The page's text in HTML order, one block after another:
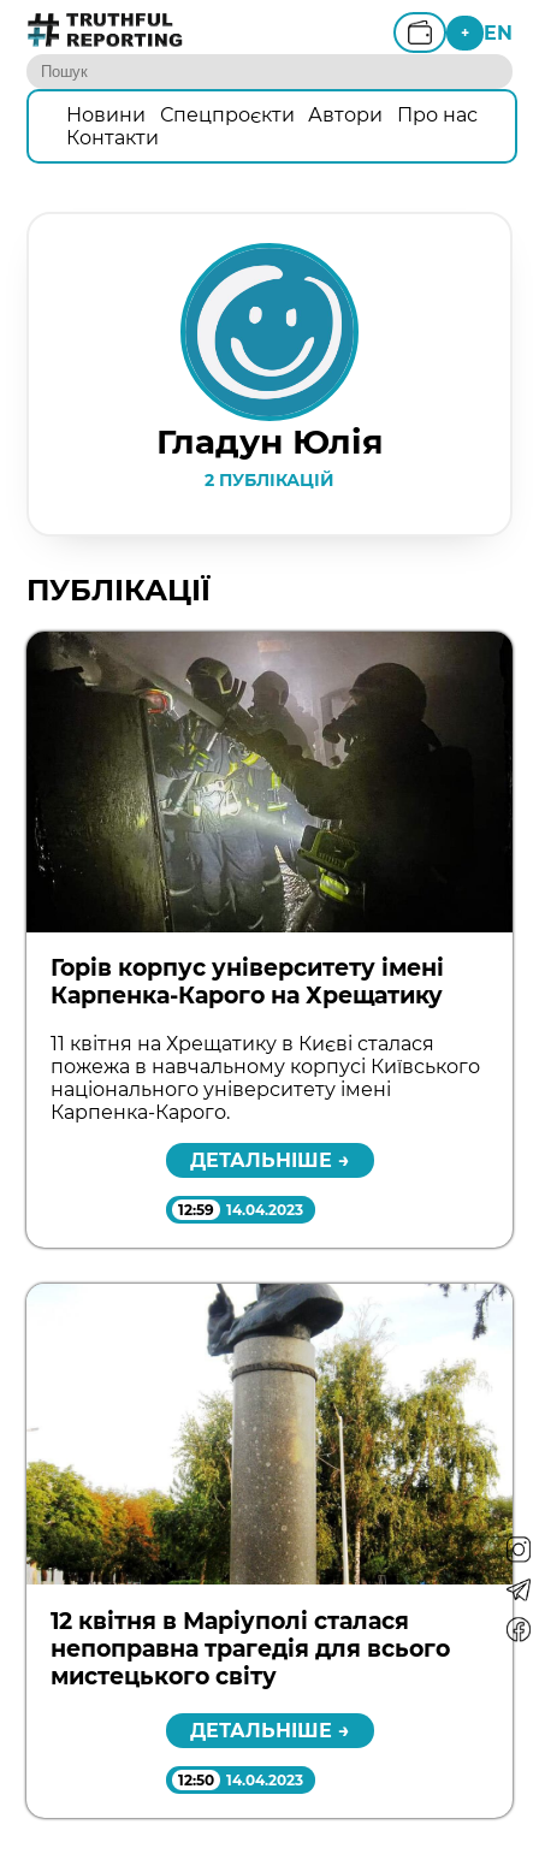
+ EN
Новини Спецпроєкти Автори
Про нас
Контакти
Гладун Юлія
2 ПУБЛІКАЦІЙ
ПУБЛІКАЦІЇ
Горів корпус університету імені
Карпенка-Карого на Хрещатику
11 квітня на Хрещатику в Києві сталася
пожежа в навчальному корпусі Київського
національного університету імені
Карпенка-Карого.
ДЕТАЛЬНІШЕ →
12:59 14.04.2023
12 квітня в Маріуполі сталася
непоправна трагедія для всього
мистецького світу
ДЕТАЛЬНІШЕ →
12:50 14.04.2023